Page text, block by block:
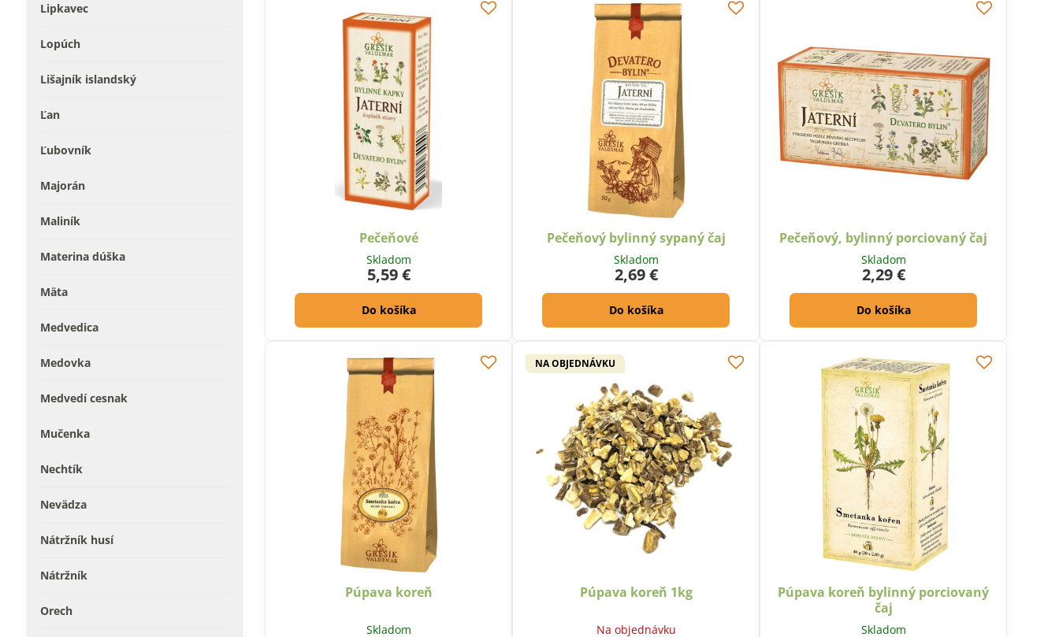
Pečeňové
Skladom
5,59 €
Do košíka
Pečeňový bylinný sypaný čaj
Skladom
2,69 €
Do košíka
Pečeňový, bylinný porciovaný čaj
Skladom
2,29 €
Do košíka
Púpava koreň
Skladom
NA OBJEDNÁVKU
Púpava koreň 1kg
Na objednávku
Púpava koreň bylinný porciovaný
čaj
Skladom
Lipkavec
Lopúch
Lišajník islandský
Ľan
Ľubovník
Majorán
Maliník
Materina dúška
Mäta
Medvedica
Medovka
Medvedí cesnak
Mučenka
Nechtík
Nevädza
Nátržník husí
Nátržník
Orech